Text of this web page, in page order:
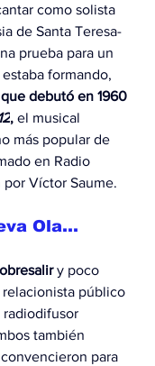
como solista
de Santa Teresa-
prueba para un
formando,
debutó en 1960
, el musical
más popular de
en Radio
por Víctor Saume.
Ola…
y poco
público
radiodifusor
también
para